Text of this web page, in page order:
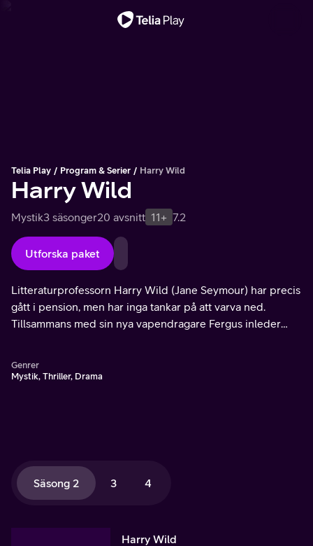
Telia Play Program & Serier Harry Wild
Harry Wild
Mystik3 säsonger20 avsnitt 11+ 7.2
Utforska paket
Litteraturprofessorn Harry Wild (Jane Seymour) har precis
gått i pension, men har inga tankar på att varva ned.
Tillsammans med sin nya vapendragare Fergus inleder
Genrer
Mystik, Thriller, Drama
Säsong 2 3 4
Harry Wild